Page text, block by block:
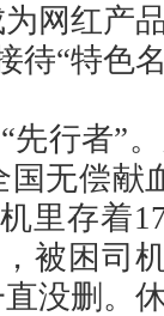
网红产
待“特色
先行者”
国无偿
里存着
被困司
没删。